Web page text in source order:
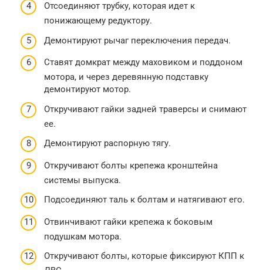
Отсоединяют трубку, которая идет к
понижающему редуктору.
Демонтируют рычаг переключения передач.
Ставят домкрат между маховиком и поддоном
мотора, и через деревянную подставку
демонтируют мотор.
Откручивают гайки задней траверсы и снимают
ее.
Демонтируют распорную тягу.
Откручивают болты крепежа кронштейна
системы выпуска.
Подсоединяют таль к болтам и натягивают его.
Отвинчивают гайки крепежа к боковым
подушкам мотора.
Откручивают болты, которые фиксируют КПП к